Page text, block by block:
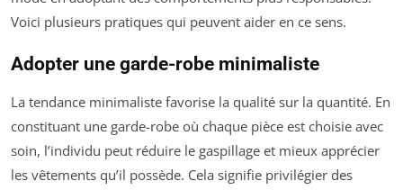
Voici plusieurs pratiques qui peuvent aider en ce sens.
Adopter une garde-robe minimaliste
La tendance minimaliste favorise la qualité sur la quantité. En
constituant une garde-robe où chaque pièce est choisie avec
soin, l’individu peut réduire le gaspillage et mieux apprécier
les vêtements qu’il possède. Cela signifie privilégier des